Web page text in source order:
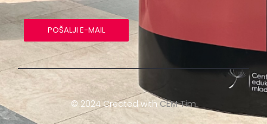
POŠALJI E-MAIL
© 2024 Created with CEM Tim